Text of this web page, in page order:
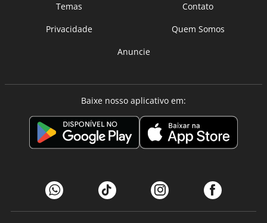
Temas
Contato
Privacidade
Quem Somos
Anuncie
Baixe nosso aplicativo em: